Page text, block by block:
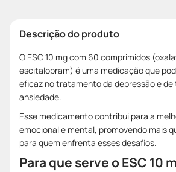
Descrição do produto
O ESC 10 mg com 60 comprimidos
escitalopram) é uma medicação que
eficaz no tratamento da depressão e
ansiedade.
Esse medicamento contribui para a
emocional e mental, promovendo mais
para quem enfrenta esses desafios.
Para que serve o ESC 10